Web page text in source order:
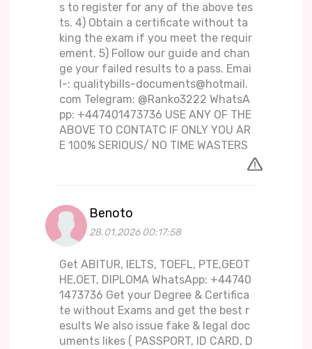
s to register for any of the above tes
ts. 4) Obtain a certificate without ta
king the exam if you meet the requir
ement. 5) Follow our guide and chan
ge your failed results to a pass. Emai
l-: qualitybills-documents@hotmail.
com Telegram: @Ranko3222 WhatsA
pp: +447401473736 USE ANY OF THE
ABOVE TO CONTATC IF ONLY YOU AR
E 100% SERIOUS/ NO TIME WASTERS
Benoto
28.01.2026 00:17:58
Get ABITUR, IELTS, TOEFL, PTE,GEOT
HE,OET, DIPLOMA WhatsApp: +44740
1473736 Get your Degree & Certifica
te without Exams and get the best r
esults We also issue fake & legal doc
uments likes ( PASSPORT, ID CARD, D